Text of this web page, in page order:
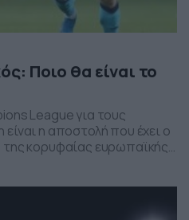
Ποιο θα είναι το
League για τους
η αποστολή που έχει ο
κορυφαίας ευρωπαϊκής
τη νίκη, ούτως ώστε να